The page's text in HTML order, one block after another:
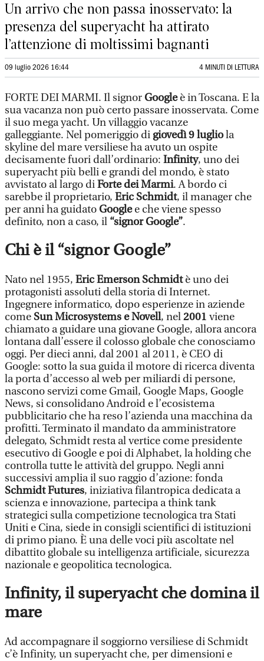
Un arrivo che non passa inosservato: la
presenza del superyacht ha attirato
l’attenzione di moltissimi bagnanti
09 luglio 2026 16:44 4 MINUTI DI LETTURA
FORTE DEI MARMI. Il signorGoogleè in Toscana. E la
sua vacanza non può certo passare inosservata. Come
il suo mega yacht. Un villaggio vacanze
galleggiante. Nel pomeriggio di giovedì 9 lugliola
skyline del mare versiliese ha avuto un ospite
decisamente fuori dall’ordinario: Infinity, uno dei
superyacht più belli e grandi del mondo, è stato
avvistato al largo diForte dei Marmi. A bordo ci
sarebbe il proprietario, Eric Schmidt, il manager che
per anni ha guidatoGooglee che viene spesso
definito, non a caso, il “signor Google”.
Chi è il “signor Google”
Nato nel 1955, Eric Emerson Schmidtè uno dei
protagonisti assoluti della storia di Internet.
Ingegnere informatico, dopo esperienze in aziende
come Sun Microsystems e Novell, nel2001 viene
chiamato a guidare una giovane Google, allora ancora
lontana dall’essere il colosso globale che conosciamo
oggi. Per dieci anni, dal 2001 al 2011, è CEO di
Google: sotto la sua guida il motore di ricerca diventa
la porta d’accesso al web per miliardi di persone,
nascono servizi come Gmail, Google Maps, Google
News, si consolidano Android e l’ecosistema
pubblicitario che ha reso l’azienda una macchina da
profitti. Terminato il mandato da amministratore
delegato, Schmidt resta al vertice come presidente
esecutivo di Google e poi di Alphabet, la holding che
controlla tutte le attività del gruppo. Negli anni
successivi amplia il suo raggio d’azione: fonda
Schmidt Futures, iniziativa filantropica dedicata a
scienza e innovazione, partecipa a think tank
strategici sulla competizione tecnologica tra Stati
Uniti e Cina, siede in consigli scientifici di istituzioni
di primo piano. È una delle voci più ascoltate nel
dibattito globale su intelligenza artificiale, sicurezza
nazionale e geopolitica tecnologica.
Infinity, il superyacht che domina il
mare
Ad accompagnare il soggiorno versiliese di Schmidt
c’è Infinity, un superyacht che, per dimensioni e